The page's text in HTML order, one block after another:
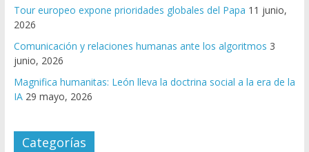
Tour europeo expone prioridades globales del Papa 11 junio,
2026
Comunicación y relaciones humanas ante los algoritmos 3
junio, 2026
Magnifica humanitas: León lleva la doctrina social a la era de la
IA 29 mayo, 2026
Categorías